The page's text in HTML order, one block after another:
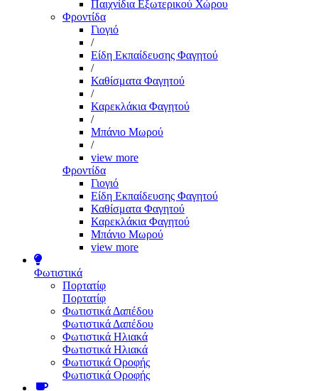
Παιχνίδια Εξωτερικού Χώρου
Φροντίδα
Γιογιό
/
Είδη Εκπαίδευσης Φαγητού
/
Καθίσματα Φαγητού
/
Καρεκλάκια Φαγητού
/
Μπάνιο Μωρού
/
view more
Φροντίδα
Γιογιό
Είδη Εκπαίδευσης Φαγητού
Καθίσματα Φαγητού
Καρεκλάκια Φαγητού
Μπάνιο Μωρού
view more
Φωτιστικά
Πορτατίφ
Πορτατίφ
Φωτιστικά Δαπέδου
Φωτιστικά Δαπέδου
Φωτιστικά Ηλιακά
Φωτιστικά Ηλιακά
Φωτιστικά Οροφής
Φωτιστικά Οροφής